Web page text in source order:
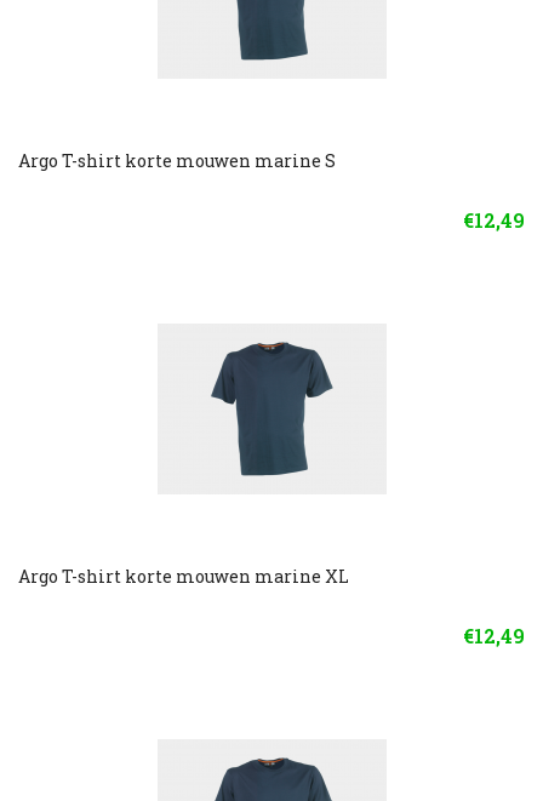
Argo T-shirt korte mouwen marine S
€12,49
Argo T-shirt korte mouwen marine XL
€12,49